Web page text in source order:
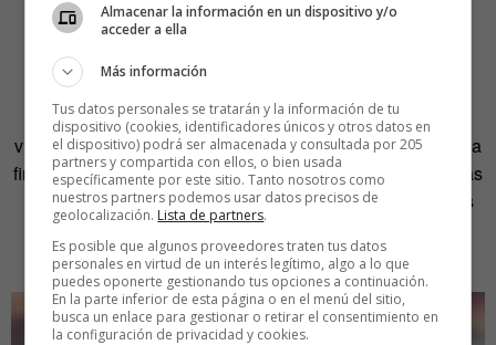
Martí González Monés
Prat de Llobregat, fue el ganador de la primera edición.
Después llegó
símbolo capaz de condensar múltiples significados: vino,
vitalidad, victoria y celebración. Y la edición más reciente la
firmóJAJAJA Studio, un estudio barcelonés de influencias
italianas cuya propuesta, a base de colores vivos y trazos
definidos, ponía el foco en la fraternidad y en la idea de
reunirse alrededor de una mesa.
Almacenar la información en un dispositivo y/o
acceder a ella
Más información
Tus datos personales se tratarán y la información de tu
dispositivo (cookies, identificadores únicos y otros datos en
el dispositivo) podrá ser almacenada y consultada por 205
partners y compartida con ellos, o bien usada
específicamente por este sitio. Tanto nosotros como
nuestros partners podemos usar datos precisos de
geolocalización. Lista de partners.
Es posible que algunos proveedores traten tus datos
personales en virtud de un interés legítimo, algo a lo que
puedes oponerte gestionando tus opciones a continuación.
En la parte inferior de esta página o en el menú del sitio,
busca un enlace para gestionar o retirar el consentimiento en
la configuración de privacidad y cookies.